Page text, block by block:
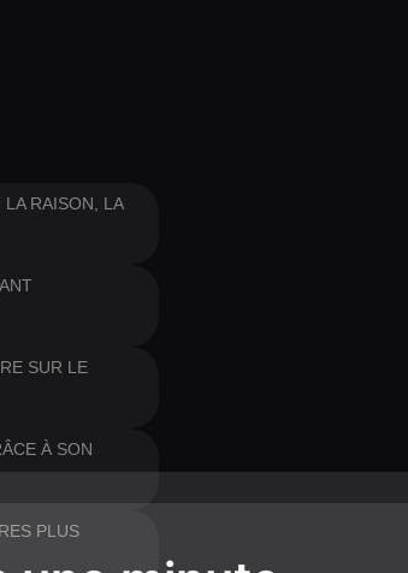
LA RAISON, LA
SUR LE
À SON
PLUS